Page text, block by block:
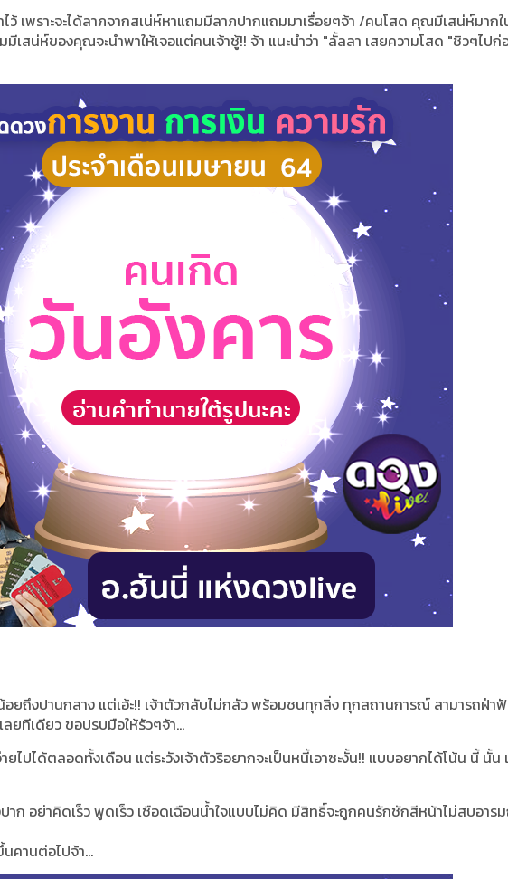
เพราะจะได้ลาภจากสเน่ห์หาแถมมีลาภปากแถมมาเรื่อยๆจ้า /คนโสด คุณมีเสน่ห์มากใ
มีเสน่ห์ของคุณจะนำพาให้เจอแต่คนเจ้าชู้!! จ้า แนะนำว่า "ลั้ลลา เสยความโสด "ชิวๆไปก่
ยถึงปานกลาง แต่เอ้ะ!! เจ้าตัวกลับไม่กลัว พร้อมชนทุกสิ่ง ทุกสถานการณ์ สามารถฝ่า
ยทีเดียว ขอปรบมือให้รัวๆจ้า...
ไปได้ตลอดทั้งเดือน แต่ระวังเจ้าตัวริอยากจะเป็นหนี้เอาซะงั้น!! แบบอยากได้โน้น นี้ นั้น
าก อย่าคิดเร็ว พูดเร็ว เชือดเฉือนน้ำใจแบบไม่คิด มีสิทธิ์จะถูกคนรักชักสีหน้าไม่สบอาร
คานต่อไปจ้า...